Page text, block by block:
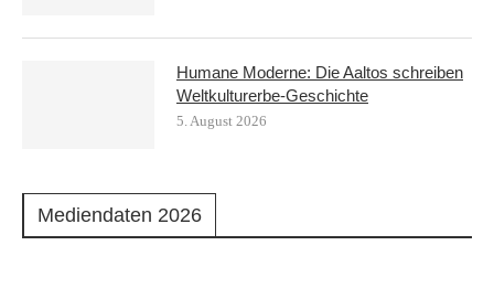
Humane Moderne: Die Aaltos schreiben
Weltkulturerbe-Geschichte
5. August 2026
Mediendaten 2026